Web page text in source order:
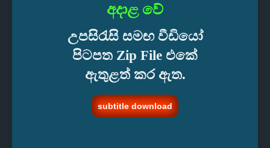
අදාළ වේ
උපසිරැසි සමඟ වීඩියෝ
පිටපත Zip File එකේ
ඇතුළත් කර ඇත.
subtitle download